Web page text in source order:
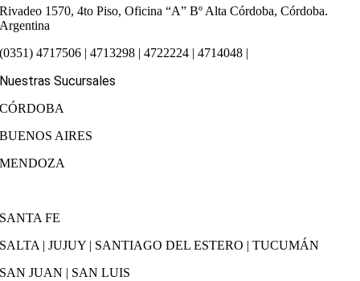
Rivadeo 1570, 4to Piso, Oficina “A”Bº Alta Córdoba, Córdoba.
Argentina
(0351) 4717506 | 4713298 | 4722224 | 4714048 |
Nuestras Sucursales
CÓRDOBA
BUENOS AIRES
MENDOZA
SANTA FE
SALTA | JUJUY | SANTIAGO DEL ESTERO | TUCUMÁN
SAN JUAN | SAN LUIS